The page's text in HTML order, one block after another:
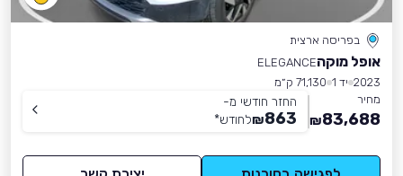
בפריסה ארצית
אופל מוקהELEGANCE
2023 יד 1
71,130 ק״מ
מחיר
83,688
₪
החזר חודשי מ-
863
₪לחודש*